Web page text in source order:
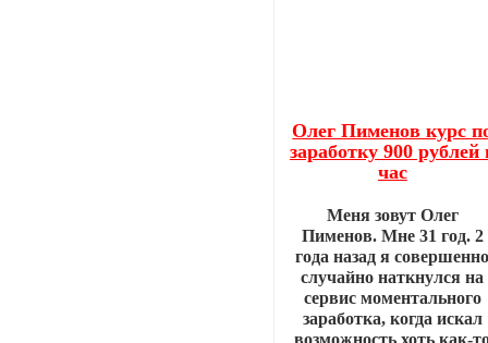
Олег Пименов курс
заработку 900 рублей
час
Меня зовут Олег
Пименов. Мне 31 год. 2
года назад я
случайно наткнулся на
сервис моментального
заработка, когда искал